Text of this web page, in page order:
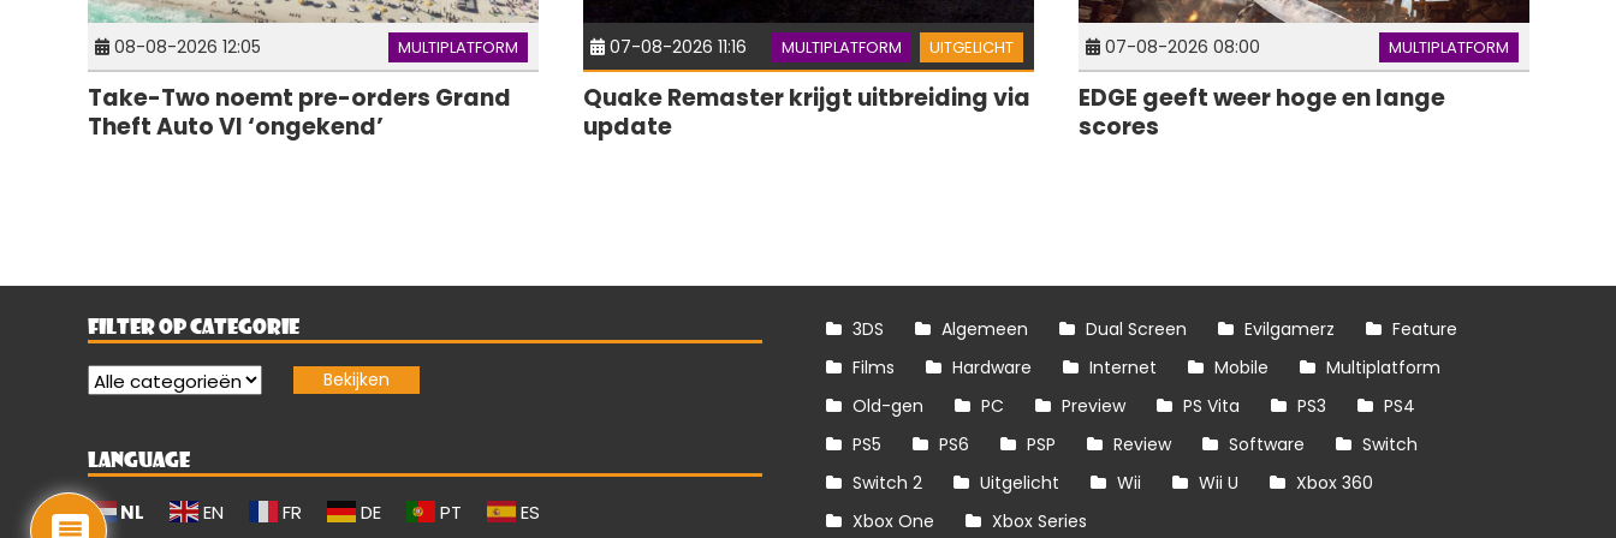
08-08-2026 12:05 MULTIPLATFORM
Take-Two noemt pre-orders Grand
Theft Auto VI ‘ongekend’
07-08-2026 11:16 MULTIPLATFORM UITGELICHT
Quake Remaster krijgt uitbreiding via
update
07-08-2026 08:00 MULTIPLATFORM
EDGE geeft weer hoge en lange
scores
FILTER OP CATEGORIE
LANGUAGE
NL EN FR DE PT ES
3DS Algemeen Dual Screen Evilgamerz
Feature
Films
Hardware Internet Mobile
Multiplatform
Old-gen
PC Preview PS Vita PS3
PS4
PS5
PS6 PSP Review Software
Switch
Switch 2
Uitgelicht Wii Wii U
Xbox 360
Xbox One
Xbox Series